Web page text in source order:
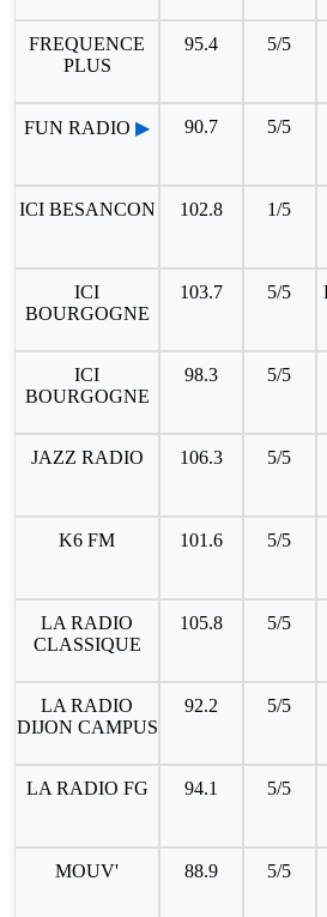
FREQUENCE
PLUS
95.4 5/5
FUN RADIO ▶ 90.7 5/5
ICI BESANCON 102.8 1/5
ICI
BOURGOGNE
103.7 5/5
ICI
BOURGOGNE
98.3 5/5
JAZZ RADIO 106.3 5/5
K6 FM 101.6 5/5
LA RADIO
CLASSIQUE
105.8 5/5
LA RADIO
DIJON CAMPUS
92.2 5/5
LA RADIO FG 94.1 5/5
MOUV' 88.9 5/5